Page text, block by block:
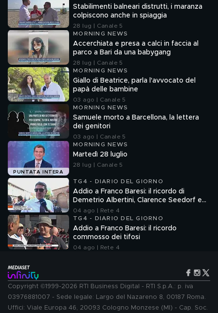
Stabilimenti balneari distrutti, i maranza
colpiscono anche in spiaggia
28 lug | Canale 5
MORNING NEWS
Accerchiata e presa a calci in faccia al
parco a Bari da una babygang
28 lug | Canale 5
MORNING NEWS
Giallo di Beatrice, parla l'avvocato del
papà delle bambine
03 ago | Canale 5
MORNING NEWS
Samuele morto a Barcellona, la lettera
dei genitori
03 ago | Canale 5
PUNTATA INTERA
MORNING NEWS
Martedì 28 luglio
28 lug | Canale 5
TG4 - DIARIO DEL GIORNO
Addio a Franco Baresi: il ricordo di
Demetrio Albertini, Clarence Seedorf e
Giovanni Galli
04 ago | Rete 4
TG4 - DIARIO DEL GIORNO
Addio a Franco Baresi: il ricordo
commosso dei tifosi
04 ago | Rete 4
Copyright ©1999-2026 RTI Business Digital - RTI S.p.A.: p. iva
03976881007 - Sede legale: Largo del Nazareno 8, 00187 Roma.
Uffici: Viale Europa 46, 20093 Cologno Monzese (MI) - Cap. Soc.